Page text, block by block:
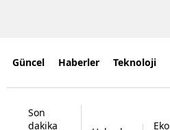
Güncel Haberler Teknoloji
Son
dakika
Eko